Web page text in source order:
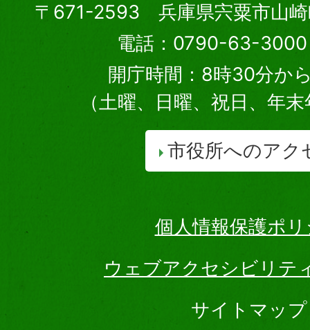
〒671-2593 兵庫県宍粟市山崎
電話：0790-63-3000
開庁時間：8時30分か
（土曜、日曜、祝日、年
市役所へのアク
個人情報保護ポ
ウェブアクセシビリテ
サイトマップ